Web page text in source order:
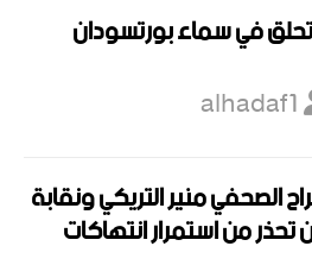
في سماء بورتسودان
alhadaf1
الصحفي منير التريكي ونقابة
من استمرار انتهاكات